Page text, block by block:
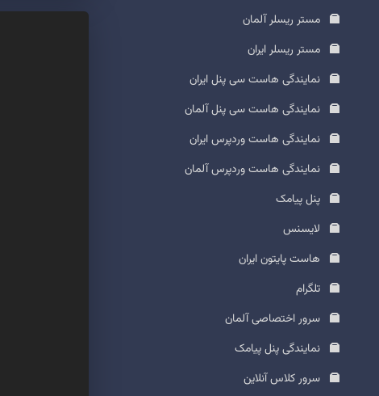
مستر ریسلر آلمان
مستر ریسلر ایران
نمایندگی هاست سی پنل ایران
نمایندگی هاست سی پنل آلمان
نمایندگی هاست وردپرس ایران
نمایندگی هاست وردپرس آلمان
پنل پیامک
لایسنس
هاست پایتون ایران
تلگرام
سرور اختصاصی آلمان
نمایندگی پنل پیامک
سرور کلاس آنلاین